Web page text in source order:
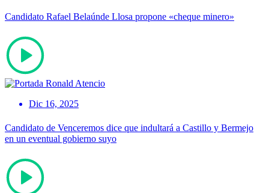
Candidato Rafael Belaúnde Llosa propone «cheque minero»
Dic 16, 2025
Candidato de Venceremos dice que indultará a Castillo y Bermejo
en un eventual gobierno suyo